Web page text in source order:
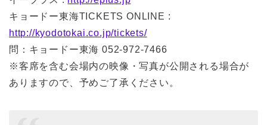
キョードー東海TICKETS ONLINE :
http://kyodotokai.co.jp/tickets/
問：キョードー東海 052-972-7466
※客席を含む会場内の映像・写真が公開される場合が
ありますので、予めご了承ください。